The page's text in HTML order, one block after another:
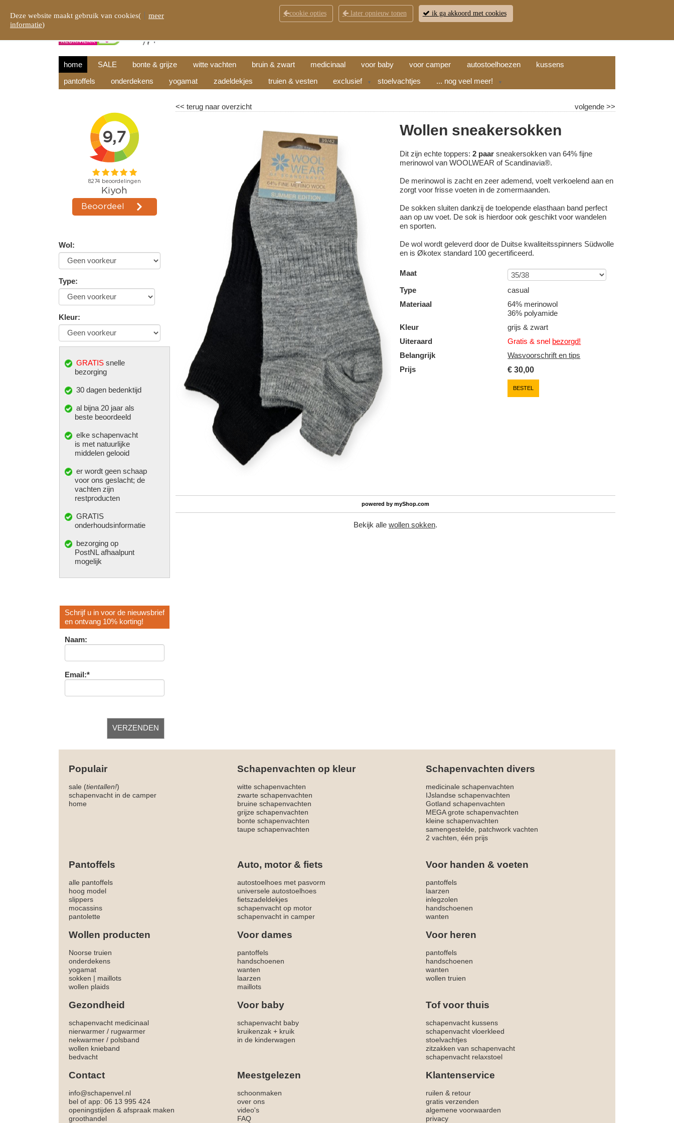
KLANTENSERVICE CONTACT OPENINGSTIJDEN RETOUR WINKELWAGEN (
home SALE bonte & grijze witte vachten bruin & zwart medicinaal voor baby voor camper autostoelhoezen
kussens
pantoffels
onderdekens yogamat zadeldekjes truien & vesten exclusief ▼ stoelvachtjes ... nog veel meer! ▼
Wol:
Type:
Kleur:
GRATIS snelle
bezorging
30 dagen bedenktijd
al bijna 20 jaar als
beste beoordeeld
elke schapenvacht
is met natuurlijke
middelen gelooid
er wordt geen schaap
voor ons geslacht; de
vachten zijn
restproducten
GRATIS
onderhoudsinformatie
bezorging op
PostNL afhaalpunt
mogelijk
Schrijf u in voor de nieuwsbrief
en ontvang 10% korting!
Naam:
Email:*
<<terug naar overzicht volgende>>
Wollen sneakersokken
Dit zijn echte toppers:2 paar sneakersokken van 64% fijne
merinowol van WOOLWEAR of Scandinavia®.
De merinowol is zacht en zeer ademend, voelt verkoelend aan en
zorgt voor frisse voeten in de zomermaanden.
De sokken sluiten dankzij de toelopende elasthaan band perfect
aan op uw voet. De sok is hierdoor ook geschikt voor wandelen
en sporten.
De wol wordt geleverd door de Duitse kwaliteitsspinners Südwolle
en is Økotex standard 100 gecertificeerd.
Maat
Type
casual
Materiaal
64% merinowol
36% polyamide
Kleur
grijs & zwart
Uiteraard
Gratis & snel bezorgd!
Belangrijk
Wasvoorschrift en tips
Prijs
€30,00
BESTEL
powered bymyShop.com
Bekijk allewollen sokken.
Populair Schapenvachten op kleur Schapenvachten divers
sale (tientallen!) witte schapenvachten
medicinale schapenvachten
schapenvacht in de camper
zwarte schapenvachten
IJslandse schapenvachten
home
bruine schapenvachten
Gotland schapenvachten
grijze schapenvachten
MEGA grote schapenvachten
bonte schapenvachten
kleine schapenvachten
taupe schapenvachten
samengestelde, patchwork vachten
2 vachten, één prijs
Pantoffels Auto, motor & fiets Voor handen & voeten
alle pantoffels autostoelhoes met pasvorm
pantoffels
hoog model
universele autostoelhoes
laarzen
slippers
fietszadeldekjes
inlegzolen
mocassins
schapenvacht op motor
handschoenen
pantolette
schapenvacht in camper wanten
Wollen producten Voor dames Voor heren
Noorse truien pantoffels
pantoffels
onderdekens
handschoenen
handschoenen
yogamat
wanten
wanten
sokken | maillots laarzen
wollen truien
wollen plaids
maillots
Gezondheid Voor baby Tof voor thuis
schapenvacht medicinaal schapenvacht baby
schapenvacht kussens
nierwarmer / rugwarmer kruikenzak + kruik
schapenvacht vloerkleed
nekwarmer / polsband in de kinderwagen
stoelvachtjes
wollen knieband
zitzakken van schapenvacht
bedvacht
schapenvacht relaxstoel
Contact Meestgelezen Klantenservice
info@schapenvel.nl schoonmaken
ruilen & retour
bel of app: 06 13 995 424
over ons
gratis verzenden
openingstijden & afspraak maken
video's
algemene voorwaarden
groothandel
FAQ privacy
Deze website maakt gebruik van cookies(
meer
informatie)
cookie opties later opnieuw tonen ik ga akkoord met cookies